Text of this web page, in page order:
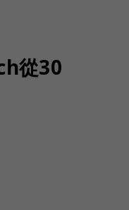
從30